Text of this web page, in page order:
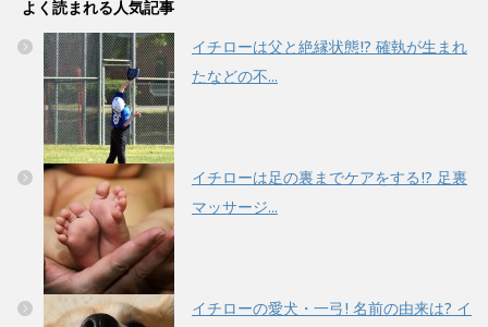
よく読まれる人気記事
イチローは父と絶縁状態!? 確執が生まれ
たなどの不...
イチローは足の裏までケアをする!? 足裏
マッサージ...
イチローの愛犬・一弓! 名前の由来は? イ